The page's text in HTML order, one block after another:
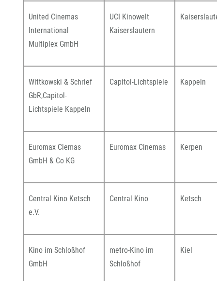
United Cinemas
International
Multiplex GmbH
UCI Kinowelt
Kaiserslautern
Wittkowski & Schrief
GbR,Capitol-
Lichtspiele Kappeln
Capitol-Lichtspiele Kappeln
Euromax Ciemas
GmbH & Co KG
Euromax Cinemas Kerpen
Central Kino Ketsch
e.V.
Central Kino Ketsch
Kino im Schloßhof
GmbH
metro-Kino im
Schloßhof
Kiel